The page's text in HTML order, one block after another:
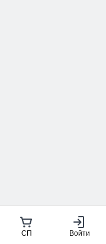
СП Войти